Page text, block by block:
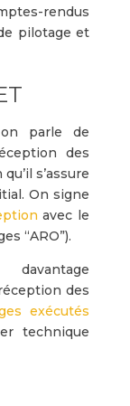
rendus
pilotage et
parle de
des
s’assure
On signe
avec le
“ARO”).
des
exécutés
technique